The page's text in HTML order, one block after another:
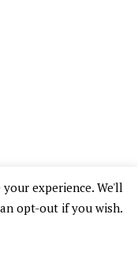
experience. We'll
opt-out if you wish.